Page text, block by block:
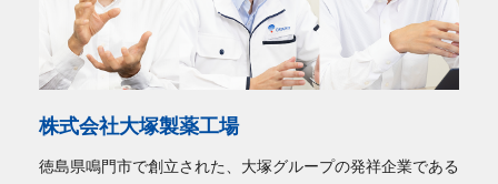
株式会社大塚製薬工場
徳島県鳴門市で創立された、大塚グループの発祥企業である